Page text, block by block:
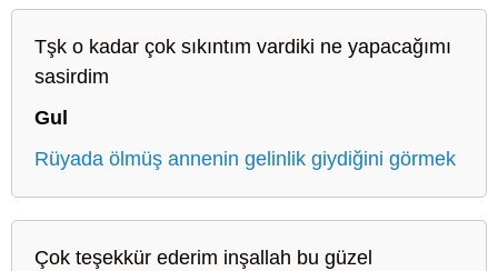
Tşk o kadar çok sıkıntım vardiki ne yapacağımı
sasirdim
Gul
Rüyada ölmüş annenin gelinlik giydiğini görmek
Çok teşekkür ederim inşallah bu güzel